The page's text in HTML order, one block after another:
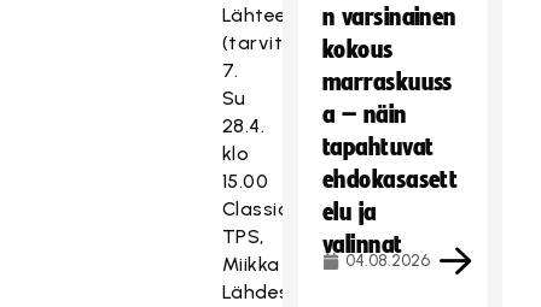
Lähteenmäki
(tarvittaessa)
7.
Su
28.4.
klo
15.00
Classic –
TPS,
Miikka
Lähdesmäki
n varsinainen
kokous
marraskuuss
a – näin
tapahtuvat
ehdokasasett
elu ja
valinnat
04.08.2026